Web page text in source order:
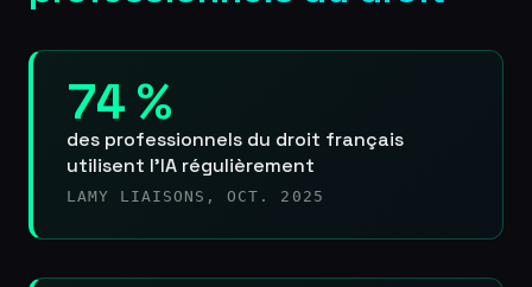
74 %
des professionnels du droit français
utilisent l’IA régulièrement
LAMY LIAISONS, OCT. 2025